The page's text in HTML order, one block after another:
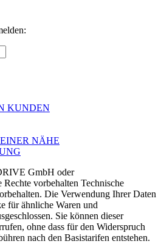
KUNDEN
NÄHE
GmbH oder
vorbehalten Technische
Die Verwendung Ihrer Daten
für ähnliche Waren und
Sie können dieser
ohne dass für den Widerspruch
nach den Basistarifen entstehen.